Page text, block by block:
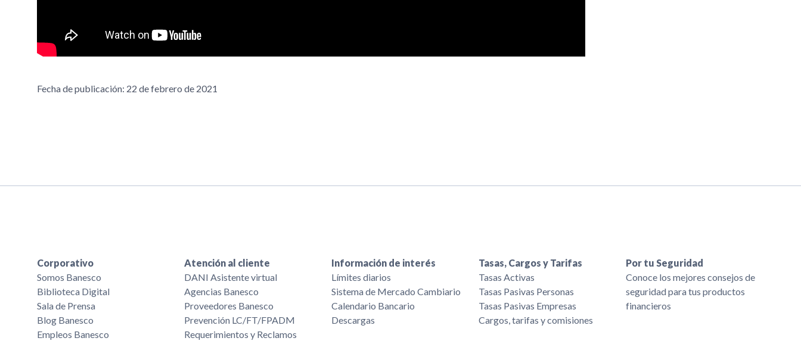
Fecha de publicación: 22 de febrero de 2021
Corporativo
Somos Banesco
Biblioteca Digital
Sala de Prensa
Blog Banesco
Empleos Banesco
Atención al cliente
DANI Asistente virtual
Agencias Banesco
Proveedores Banesco
Prevención LC/FT/FPADM
Requerimientos y Reclamos
Información de interés
Límites diarios
Sistema de Mercado Cambiario
Calendario Bancario
Descargas
Tasas, Cargos y Tarifas
Tasas Activas
Tasas Pasivas Personas
Tasas Pasivas Empresas
Cargos, tarifas y comisiones
Por tu Seguridad
Conoce los mejores consejos de
seguridad para tus productos
financieros